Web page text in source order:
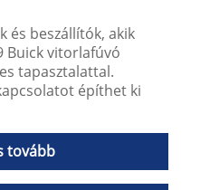
és beszállítók, akik
Buick vitorlafúvó
tapasztalattal.
építhet ki
tovább